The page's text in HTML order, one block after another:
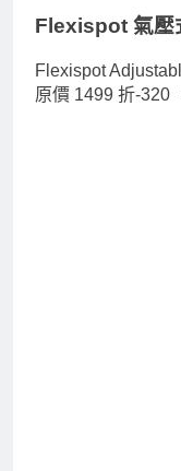
Flexispot 氣壓
Flexispot
原價 1499 折-320